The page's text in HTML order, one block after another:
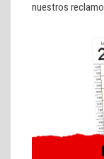
nuestros